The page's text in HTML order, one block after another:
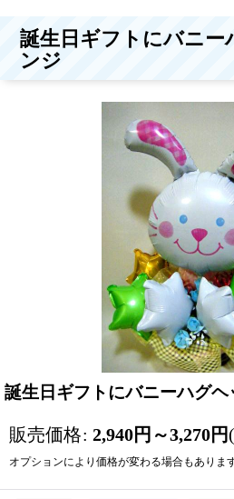
誕生日ギフトにバニー
ンジ
誕生日ギフトにバニーハグ
販売価格: 2,940円 ～3,270円
オプションにより価格が変わる場合もあります